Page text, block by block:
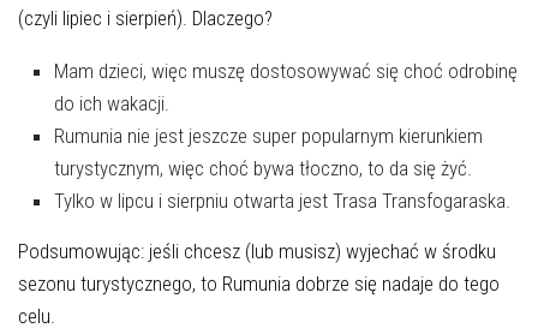
(czyli lipiec i sierpień). Dlaczego?
Mam dzieci, więc muszę dostosowywać się choć odrobinę
do ich wakacji.
Rumunia nie jest jeszcze super popularnym kierunkiem
turystycznym, więc choć bywa tłoczno, to da się żyć.
Tylko w lipcu i sierpniu otwarta jest Trasa Transfogaraska.
Podsumowując: jeśli chcesz (lub musisz) wyjechać w środku
sezonu turystycznego, to Rumunia dobrze się nadaje do tego
celu.